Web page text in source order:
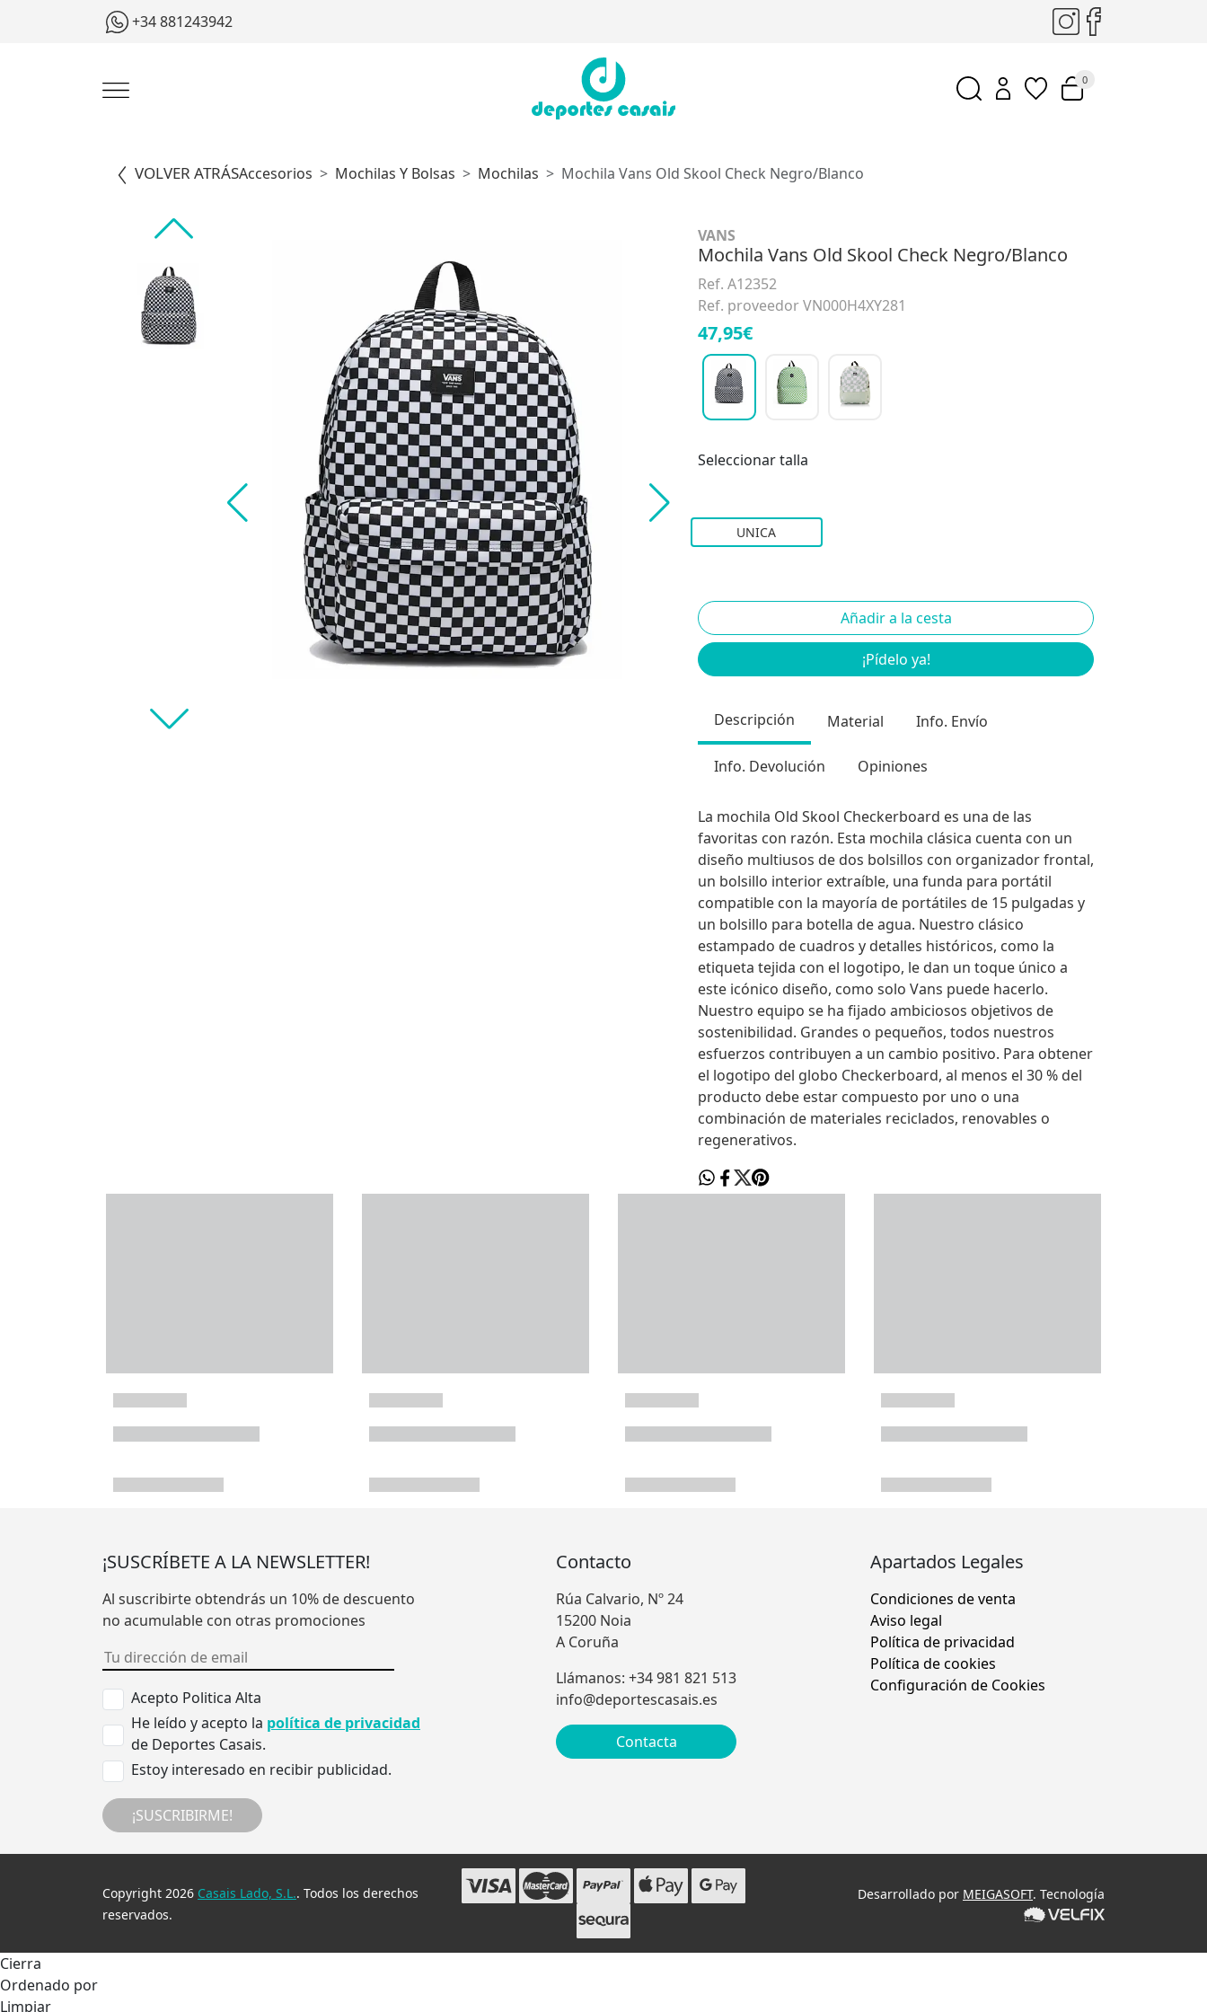
+34 881243942
0
VOLVER ATRÁSAccesorios Mochilas Y Bolsas Mochilas Mochila Vans Old Skool Check Negro/Blanco
VANS
Mochila Vans Old Skool Check Negro/Blanco
Ref. A12352
Ref. proveedor VN000H4XY281
47,95€
Seleccionar talla
UNICA
¡Pídelo ya!
Descripción Material Info. Envío
Info. Devolución Opiniones
La mochila Old Skool Checkerboard es una de las
favoritas con razón. Esta mochila clásica cuenta con un
diseño multiusos de dos bolsillos con organizador frontal,
un bolsillo interior extraíble, una funda para portátil
compatible con la mayoría de portátiles de 15 pulgadas y
un bolsillo para botella de agua. Nuestro clásico
estampado de cuadros y detalles históricos, como la
etiqueta tejida con el logotipo, le dan un toque único a
este icónico diseño, como solo Vans puede hacerlo.
Nuestro equipo se ha fijado ambiciosos objetivos de
sostenibilidad. Grandes o pequeños, todos nuestros
esfuerzos contribuyen a un cambio positivo. Para obtener
el logotipo del globo Checkerboard, al menos el 30 % del
producto debe estar compuesto por uno o una
combinación de materiales reciclados, renovables o
regenerativos.
¡SUSCRÍBETE A LA NEWSLETTER!
Al suscribirte obtendrás un 10% de descuento
no acumulable con otras promociones
Acepto Politica Alta
He leído y acepto la política de privacidad
de Deportes Casais.
Estoy interesado en recibir publicidad.
¡SUSCRIBIRME!
Contacto
Rúa Calvario, Nº 24
15200 Noia
A Coruña
Llámanos: +34 981 821 513
info@deportescasais.es
Contacta
Apartados Legales
Condiciones de venta
Aviso legal
Política de privacidad
Política de cookies
Configuración de Cookies
Copyright 2026 Casais Lado, S.L.. Todos los derechos
reservados.
Desarrollado por MEIGASOFT. Tecnología
Cierra
Ordenado por
Limpiar